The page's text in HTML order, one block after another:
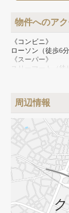
物件へのア
《コンビニ》
ローソン（徒歩6分
《スーパー》
スリーマート（徒
周辺情報